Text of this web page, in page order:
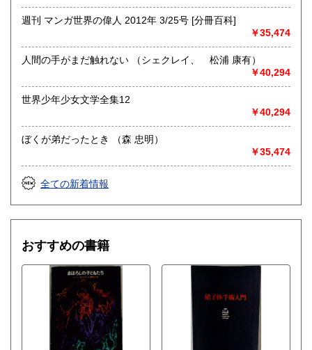
週刊 マンガ世界の偉人 2012年 3/25号 [分冊百科]
￥35,474
人間の手がまだ触れない （シェクレイ、 松浦 康有）
￥40,294
世界少年少女文学全集12
￥40,294
ぼくが弟だったとき （森 忠明）
￥35,474
全ての新着情報
おすすめの書籍